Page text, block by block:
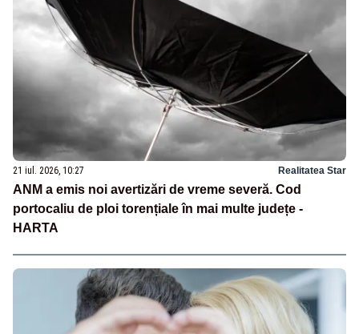
21 iul. 2026, 10:27 Realitatea Star
ANM a emis noi avertizări de vreme severă. Cod
portocaliu de ploi torențiale în mai multe județe -
HARTA